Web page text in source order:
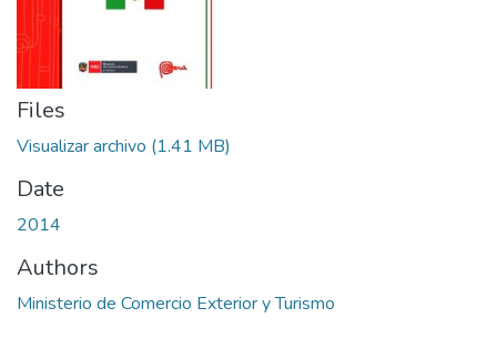
Files
Visualizar archivo (1.41 MB)
Date
2014
Authors
Ministerio de Comercio Exterior y Turismo